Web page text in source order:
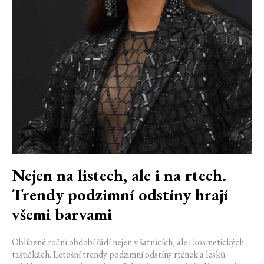
Nejen na listech, ale i na rtech.
Trendy podzimní odstíny hrají
všemi barvami
Oblíbené roční období řádí nejen v šatnících, ale i kosmetických
taštičkách. Letošní trendy podzimní odstíny rtěnek a lesků